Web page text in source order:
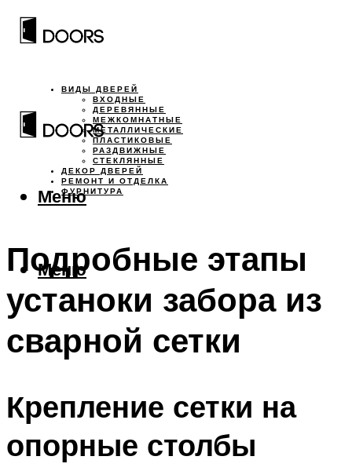
ВИДЫ ДВЕРЕЙ
ВХОДНЫЕ
ДЕРЕВЯННЫЕ
МЕЖКОМНАТНЫЕ
МЕТАЛЛИЧЕСКИЕ
ПЛАСТИКОВЫЕ
РАЗДВИЖНЫЕ
СТЕКЛЯННЫЕ
ДЕКОР ДВЕРЕЙ
РЕМОНТ И ОТДЕЛКА
ФУРНИТУРА
Меню
Меню
Подробные этапы
устаноки забора из
сварной сетки
Крепление сетки на
опорные столбы